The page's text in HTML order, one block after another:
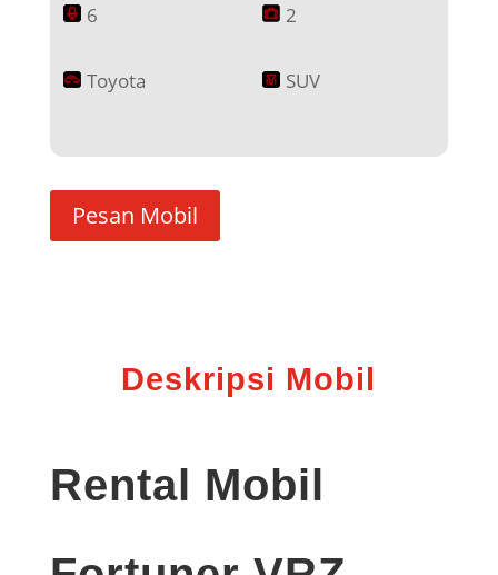
6 2
Toyota SUV
Pesan Mobil
Deskripsi Mobil
Rental Mobil